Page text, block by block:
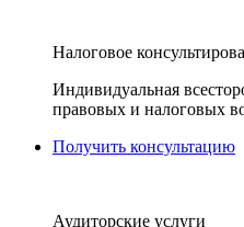
Налоговое
Индивидуальная
правовых и налоговых
Получить консультацию
Аудиторские услуги